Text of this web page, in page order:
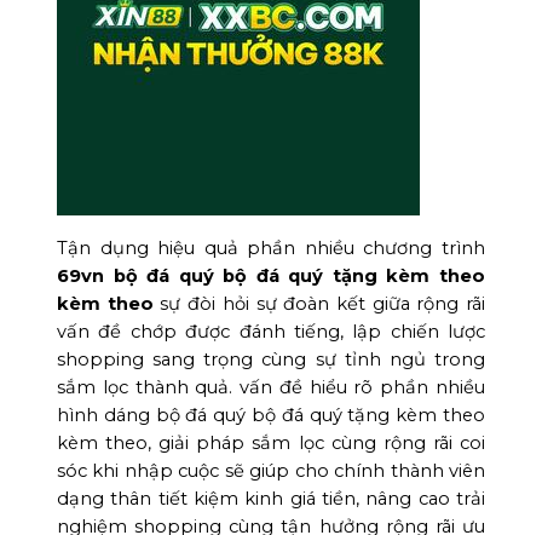
Tận dụng hiệu quả phần nhiều chương trình
69vn bộ đá quý bộ đá quý tặng kèm theo
kèm theo sự đòi hỏi sự đoàn kết giữa rộng rãi
vấn đề chớp được đánh tiếng, lập chiến lược
shopping sang trọng cùng sự tỉnh ngủ trong
sắm lọc thành quả. vấn đề hiểu rõ phần nhiều
hình dáng bộ đá quý bộ đá quý tặng kèm theo
kèm theo, giải pháp sắm lọc cùng rộng rãi coi
sóc khi nhập cuộc sẽ giúp cho chính thành viên
dạng thân tiết kiệm kinh giá tiền, nâng cao trải
nghiệm shopping cùng tận hưởng rộng rãi ưu